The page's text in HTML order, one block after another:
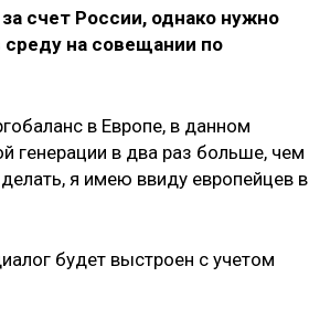
за счет России, однако нужно
на совещании по
в Европе, в данном
генерации в два раз больше, чем
я имею ввиду европейцев в
будет выстроен с учетом